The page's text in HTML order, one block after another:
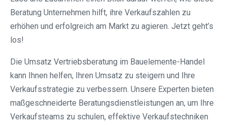
Beratung Unternehmen hilft, ihre Verkaufszahlen zu
erhöhen und erfolgreich am Markt zu agieren. Jetzt geht’s
los!
Die Umsatz Vertriebsberatung im Bauelemente-Handel
kann Ihnen helfen, Ihren Umsatz zu steigern und Ihre
Verkaufsstrategie zu verbessern. Unsere Experten bieten
maßgeschneiderte Beratungsdienstleistungen an, um Ihre
Verkaufsteams zu schulen, effektive Verkaufstechniken